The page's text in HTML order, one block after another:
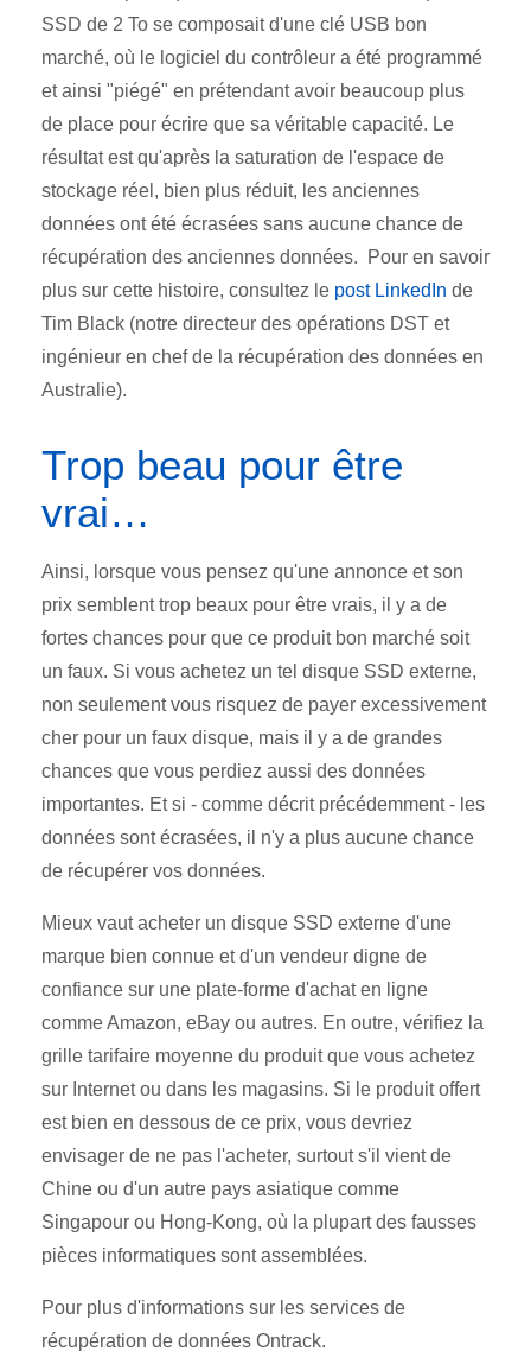
SSD de 2 To se composait d'une clé USB bon
marché, où le logiciel du contrôleur a été programmé
et ainsi "piégé" en prétendant avoir beaucoup plus
de place pour écrire que sa véritable capacité. Le
résultat est qu'après la saturation de l'espace de
stockage réel, bien plus réduit, les anciennes
données ont été écrasées sans aucune chance de
récupération des anciennes données. Pour en savoir
plus sur cette histoire, consultez le post LinkedIn de
Tim Black (notre directeur des opérations DST et
ingénieur en chef de la récupération des données en
Australie).
Trop beau pour être
vrai…
Ainsi, lorsque vous pensez qu'une annonce et son
prix semblent trop beaux pour être vrais, il y a de
fortes chances pour que ce produit bon marché soit
un faux. Si vous achetez un tel disque SSD externe,
non seulement vous risquez de payer excessivement
cher pour un faux disque, mais il y a de grandes
chances que vous perdiez aussi des données
importantes. Et si - comme décrit précédemment - les
données sont écrasées, il n'y a plus aucune chance
de récupérer vos données.
Mieux vaut acheter un disque SSD externe d'une
marque bien connue et d'un vendeur digne de
confiance sur une plate-forme d'achat en ligne
comme Amazon, eBay ou autres. En outre, vérifiez la
grille tarifaire moyenne du produit que vous achetez
sur Internet ou dans les magasins. Si le produit offert
est bien en dessous de ce prix, vous devriez
envisager de ne pas l'acheter, surtout s'il vient de
Chine ou d'un autre pays asiatique comme
Singapour ou Hong-Kong, où la plupart des fausses
pièces informatiques sont assemblées.
Pour plus d'informations sur les services de
récupération de données Ontrack.